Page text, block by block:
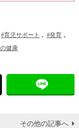
#育児サポート #発育
健康
その他の記事へ